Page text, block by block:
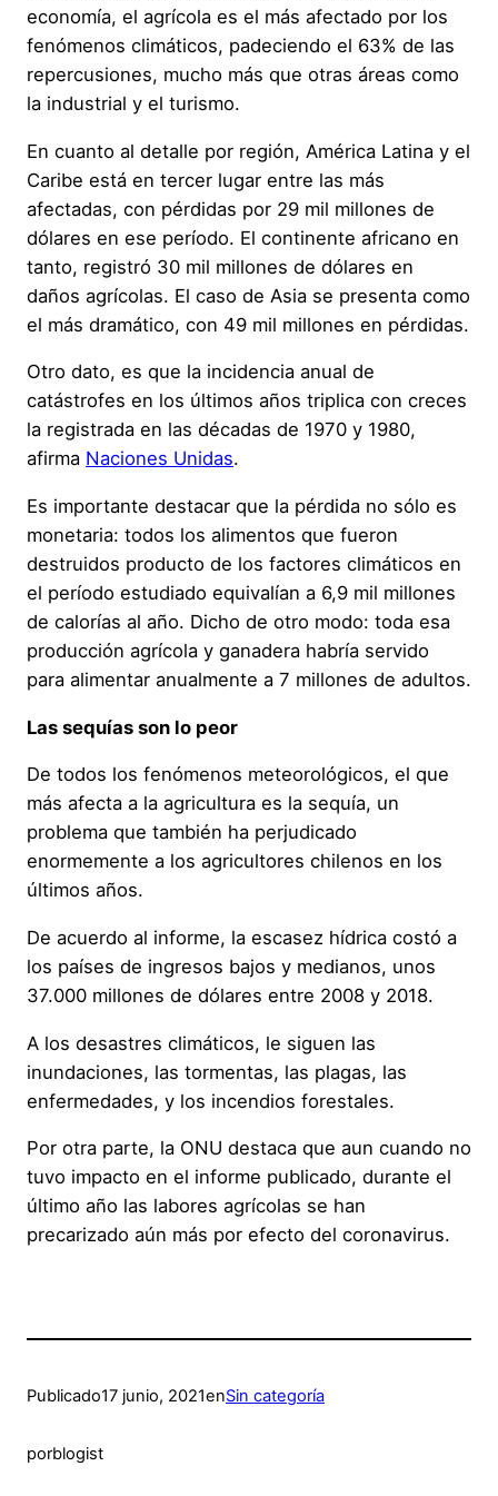
economía, el agrícola es el más afectado por los
fenómenos climáticos, padeciendo el 63% de las
repercusiones, mucho más que otras áreas como
la industrial y el turismo.
En cuanto al detalle por región, América Latina y el
Caribe está en tercer lugar entre las más
afectadas, con pérdidas por 29 mil millones de
dólares en ese período. El continente africano en
tanto, registró 30 mil millones de dólares en
daños agrícolas. El caso de Asia se presenta como
el más dramático, con 49 mil millones en pérdidas.
Otro dato, es que la incidencia anual de
catástrofes en los últimos años triplica con creces
la registrada en las décadas de 1970 y 1980,
afirma Naciones Unidas.
Es importante destacar que la pérdida no sólo es
monetaria: todos los alimentos que fueron
destruidos producto de los factores climáticos en
el período estudiado equivalían a 6,9 mil millones
de calorías al año. Dicho de otro modo: toda esa
producción agrícola y ganadera habría servido
para alimentar anualmente a 7 millones de adultos.
Las sequías son lo peor
De todos los fenómenos meteorológicos, el que
más afecta a la agricultura es la sequía, un
problema que también ha perjudicado
enormemente a los agricultores chilenos en los
últimos años.
De acuerdo al informe, la escasez hídrica costó a
los países de ingresos bajos y medianos, unos
37.000 millones de dólares entre 2008 y 2018.
A los desastres climáticos, le siguen las
inundaciones, las tormentas, las plagas, las
enfermedades, y los incendios forestales.
Por otra parte, la ONU destaca que aun cuando no
tuvo impacto en el informe publicado, durante el
último año las labores agrícolas se han
precarizado aún más por efecto del coronavirus.
Publicado17 junio, 2021enSin categoría
porblogist